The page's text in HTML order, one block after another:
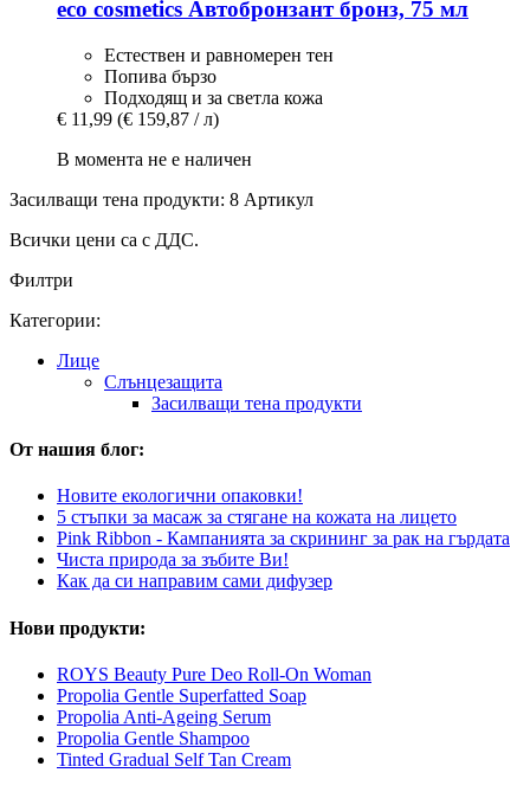
eco cosmetics Автобронзант бронз, 75 мл
Естествен и равномерен тен
Попива бързо
Подходящ и за светла кожа
€ 11,99 (€ 159,87 / л)
В момента не е наличен
Засилващи тена продукти: 8 Артикул
Всички цени са с ДДС.
Филтри
Категории:
Лице
Слънцезащита
Засилващи тена продукти
От нашия блог:
Новите екологични опаковки!
5 стъпки за масаж за стягане на кожата на лицето
Pink Ribbon - Кампанията за скрининг за рак на гърдата
Чиста природа за зъбите Ви!
Как да си направим сами дифузер
Нови продукти:
ROYS Beauty Pure Deo Roll-On Woman
Propolia Gentle Superfatted Soap
Propolia Anti-Ageing Serum
Propolia Gentle Shampoo
Tinted Gradual Self Tan Cream